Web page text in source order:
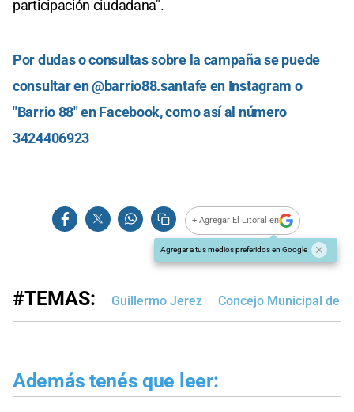
participación ciudadana".
Por dudas o consultas sobre la campaña se puede
consultar en @barrio88.santafe en Instagram o
"Barrio 88" en Facebook, como así al número
3424406923
+ Agregar El Litoral en
Agregar a tus medios preferidos en Google
#TEMAS: Guillermo Jerez Concejo Municipal de
Además tenés que leer: